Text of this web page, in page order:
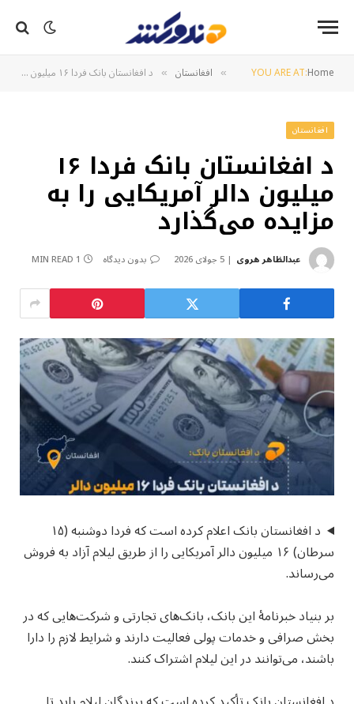
YOU ARE AT:Home
» افغانستان » د افغانستان بانک فردا ۱۶ میلیون دالر آمریکایی را به مزایده می‌گذارد
افغانستان
د افغانستان بانک فردا ۱۶
میلیون دالر آمریکایی را به
مزایده می‌گذارد
عبدالظاهر هروی 5 جولای 2026 بدون دیدگاه 1 MIN READ
د افغانستان بانک اعلام کرده است که فردا دوشنبه (۱۵
سرطان) ۱۶ میلیون دالر آمریکایی را از طریق لیلام آزاد به فروش
می‌رساند.
بر بنیاد خبرنامۀ این بانک، بانک‌های تجارتی و شرکت‌هایی که در
بخش صرافی و خدمات پولی فعالیت دارند و شرایط لازم را دارا
باشند، می‌توانند در این لیلام اشتراک کنند.